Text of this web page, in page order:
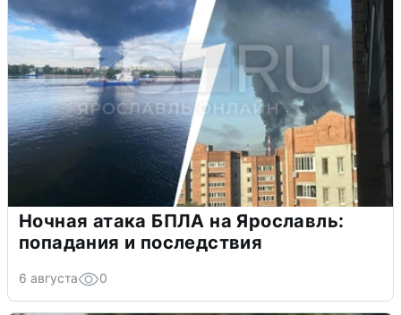
Ночная атака БПЛА на Ярославль:
попадания и последствия
6 августа 0